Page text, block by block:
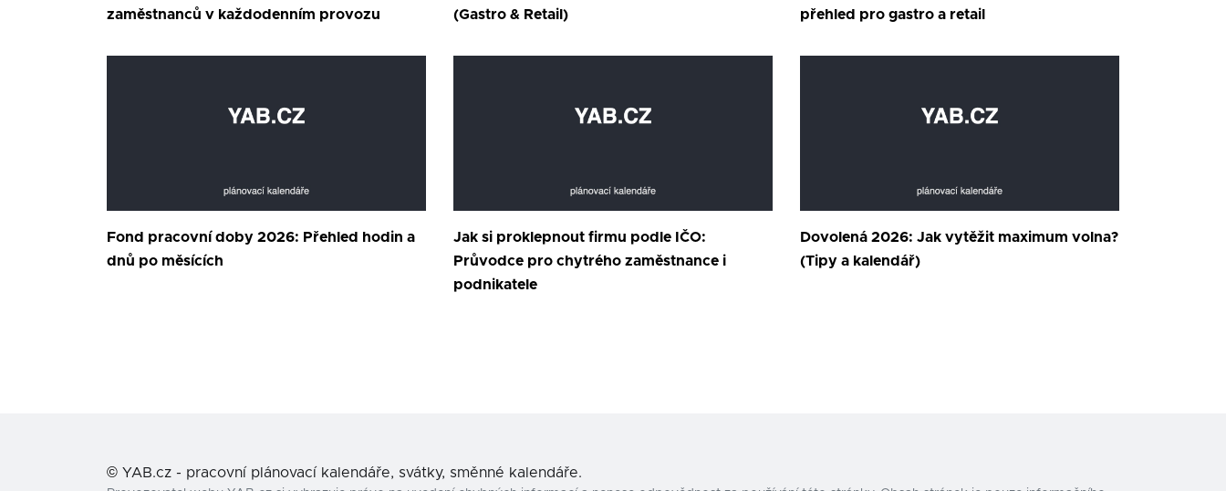
zaměstnanců v každodenním provozu
(Gastro & Retail)
přehled pro gastro a retail
Fond pracovní doby 2026: Přehled hodin a
dnů po měsících
Jak si proklepnout firmu podle IČO:
Průvodce pro chytrého zaměstnance i
podnikatele
Dovolená 2026: Jak vytěžit maximum volna?
(Tipy a kalendář)
© YAB.cz - pracovní plánovací kalendáře, svátky, směnné kalendáře.